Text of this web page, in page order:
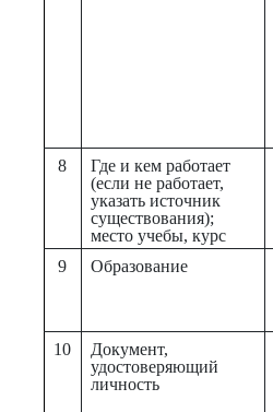
8
Где и кем работает
(если не работает,
указать источник
существования);
место учебы, курс
9
Образование
10
Документ,
удостоверяющий
личность